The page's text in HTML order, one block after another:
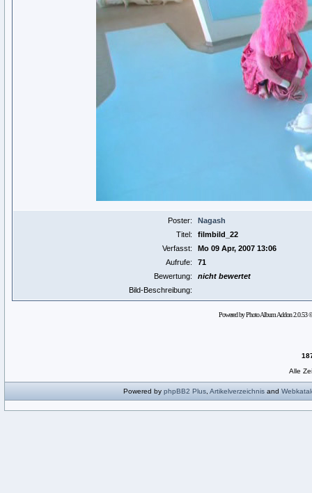
Poster:
Nagash
Titel:
filmbild_22
Verfasst:
Mo 09 Apr, 2007 13:06
Aufrufe:
71
Bewertung:
nicht bewertet
Bild-Beschreibung:
Powered by Photo Album Addon 2.0.53
Alle
Powered by phpBB2 Plus Artikelverzeichnis and